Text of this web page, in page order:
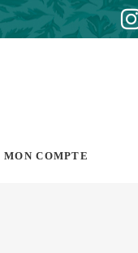
MON COMPTE